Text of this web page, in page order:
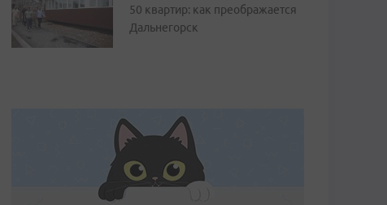
50 квартир: как преображается
Дальнегорск